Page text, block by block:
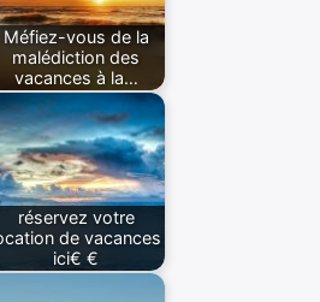
Méfiez-vous de la
malédiction des
vacances à la…
réservez votre
de vacances
ici€ €